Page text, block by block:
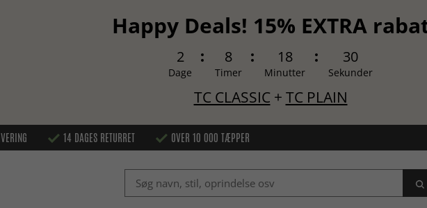
Happy Deals! 15% EXTRA
2
Dage
8
Timer
18
Minutter
29
Sekunder
TC CLASSIC+ TC PLAIN
14 DAGES RETURRET OVER 10 000 TÆPPER